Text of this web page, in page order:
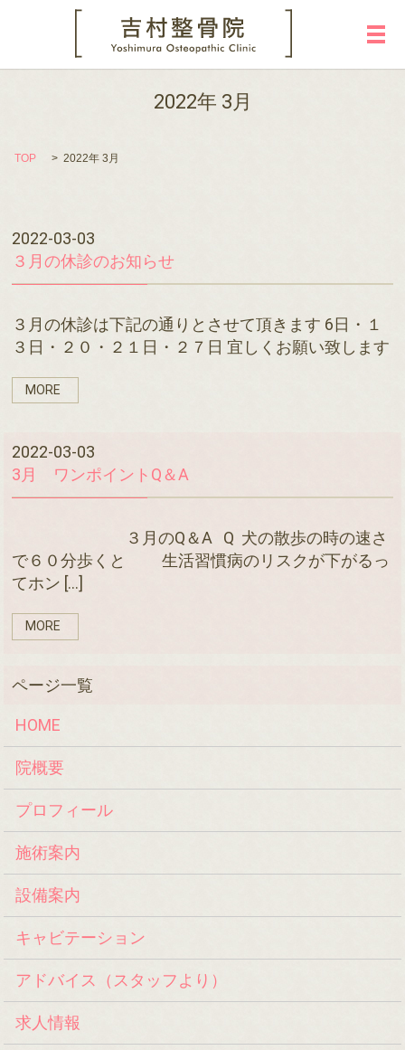
メ
2022年 3月
TOP 2022年 3月
2022-03-03
３月の休診のお知らせ
３月の休診は下記の通りとさせて頂きます 6日・１
３日・２０・２１日・２７日 宜しくお願い致します
MORE
2022-03-03
3月 ワンポイントQ＆A
３月のQ＆A Q 犬の散歩の時の速さ
で６０分歩くと 生活習慣病のリスクが下がるっ
てホン […]
MORE
HOME
院概要
プロフィール
施術案内
設備案内
キャビテーション
アドバイス（スタッフより）
求人情報